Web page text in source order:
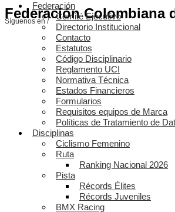
Federación Colombiana
Síguenos en /
Federación
Comité Ejecutivo
Directorio Institucional
Contacto
Estatutos
Código Disciplinario
Reglamento UCI
Normativa Técnica
Estados Financieros
Formularios
Requisitos equipos de Marca
Políticas de Tratamiento de
Disciplinas
Ciclismo Femenino
Ruta
Ranking Nacional 2026
Pista
Récords Élites
Récords Juveniles
BMX Racing